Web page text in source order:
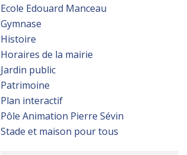
Ecole Edouard Manceau
Gymnase
Histoire
Horaires de la mairie
Jardin public
Patrimoine
Plan interactif
Pôle Animation Pierre Sévin
Stade et maison pour tous